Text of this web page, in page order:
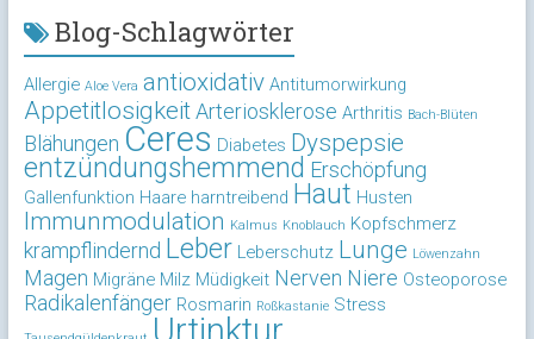
Blog-Schlagwörter
Allergie Aloe Vera antioxidativ Antitumorwirkung
Appetitlosigkeit Arteriosklerose Arthritis Bach-Blüten
Blähungen Ceres Diabetes Dyspepsie
entzündungshemmend Erschöpfung
Gallenfunktion Haare harntreibend Haut Husten
Immunmodulation Kalmus Knoblauch Kopfschmerz
krampflindernd Leber Leberschutz Lunge Löwenzahn
Magen Migräne Milz Müdigkeit Nerven Niere Osteoporose
Radikalenfänger Rosmarin Roßkastanie Stress
Urtinktur